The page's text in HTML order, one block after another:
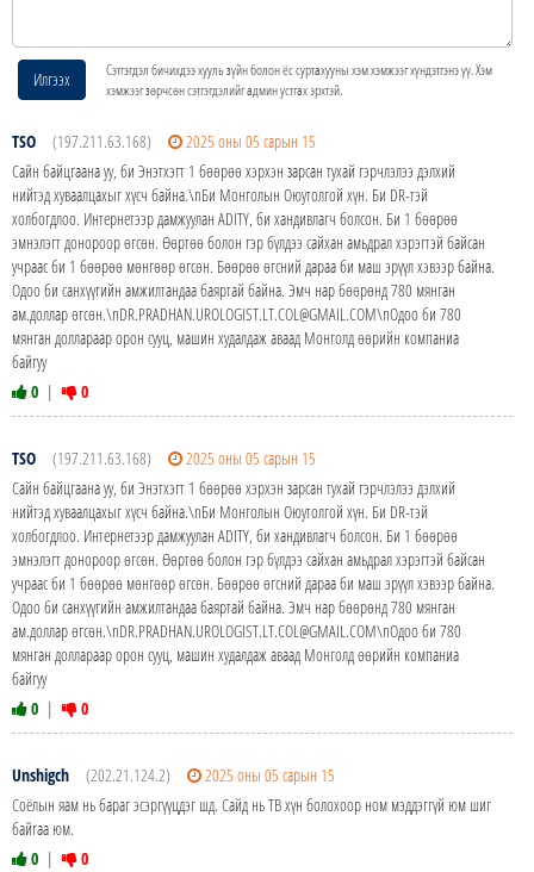
Илгээх
Сэтгэгдэл бичихдээ хууль зүйн болон ёс суртахууны хэм хэмжээг хүндэтгэнэ үү. Хэм
хэмжээг зөрчсөн сэтгэгдэлийг админ устгах эрхтэй.
TSO (197.211.63.168)
2025 оны 05 сарын 15
Сайн байцгаана уу, би Энэтхэгт 1 бөөрөө хэрхэн зарсан тухай гэрчлэлээ дэлхий
нийтэд хуваалцахыг хүсч байна.\nБи Монголын Оюутолгой хүн. Би DR-тэй
холбогдлоо. Интернетээр дамжуулан ADITY, би хандивлагч болсон. Би 1 бөөрөө
эмнэлэгт донороор өгсөн. Өөртөө болон гэр бүлдээ сайхан амьдрал хэрэгтэй байсан
учраас би 1 бөөрөө мөнгөөр өгсөн. Бөөрөө өгсний дараа би маш эрүүл хэвээр байна.
Одоо би санхүүгийн амжилтандаа баяртай байна. Эмч нар бөөрөнд 780 мянган
ам.доллар өгсөн.\nDR.PRADHAN.UROLOGIST.LT.COL@GMAIL.COM\nОдоо би 780
мянган доллараар орон сууц, машин худалдаж аваад Монголд өөрийн компаниа
байгуу
0 | 0
TSO (197.211.63.168)
2025 оны 05 сарын 15
Сайн байцгаана уу, би Энэтхэгт 1 бөөрөө хэрхэн зарсан тухай гэрчлэлээ дэлхий
нийтэд хуваалцахыг хүсч байна.\nБи Монголын Оюутолгой хүн. Би DR-тэй
холбогдлоо. Интернетээр дамжуулан ADITY, би хандивлагч болсон. Би 1 бөөрөө
эмнэлэгт донороор өгсөн. Өөртөө болон гэр бүлдээ сайхан амьдрал хэрэгтэй байсан
учраас би 1 бөөрөө мөнгөөр өгсөн. Бөөрөө өгсний дараа би маш эрүүл хэвээр байна.
Одоо би санхүүгийн амжилтандаа баяртай байна. Эмч нар бөөрөнд 780 мянган
ам.доллар өгсөн.\nDR.PRADHAN.UROLOGIST.LT.COL@GMAIL.COM\nОдоо би 780
мянган доллараар орон сууц, машин худалдаж аваад Монголд өөрийн компаниа
байгуу
0 | 0
Unshigch (202.21.124.2)
2025 оны 05 сарын 15
Соёлын яам нь бараг эсэргүүцдэг шд. Сайд нь ТВ хүн болохоор ном мэддэггүй юм шиг
байгаа юм.
0 | 0